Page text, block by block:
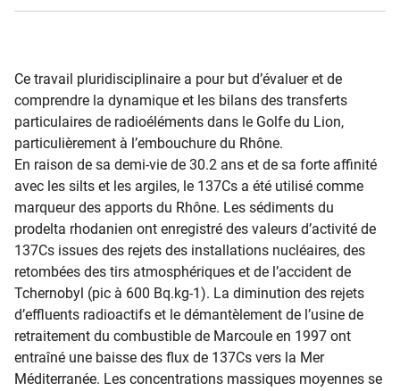
Ce travail pluridisciplinaire a pour but d’évaluer et de
comprendre la dynamique et les bilans des transferts
particulaires de radioéléments dans le Golfe du Lion,
particulièrement à l’embouchure du Rhône.
En raison de sa demi-vie de 30.2 ans et de sa forte affinité
avec les silts et les argiles, le 137Cs a été utilisé comme
marqueur des apports du Rhône. Les sédiments du
prodelta rhodanien ont enregistré des valeurs d’activité de
137Cs issues des rejets des installations nucléaires, des
retombées des tirs atmosphériques et de l’accident de
Tchernobyl (pic à 600 Bq.kg-1). La diminution des rejets
d’effluents radioactifs et le démantèlement de l’usine de
retraitement du combustible de Marcoule en 1997 ont
entraîné une baisse des flux de 137Cs vers la Mer
Méditerranée. Les concentrations massiques moyennes se